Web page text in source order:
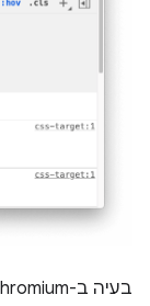
בעיה ב-Chromium: ‏